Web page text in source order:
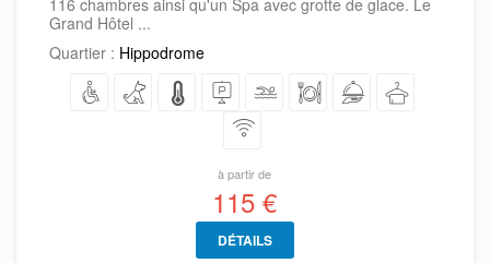
Grand Hôtel ...
Quartier : Hippodrome
à partir de
115 €
DÉTAILS